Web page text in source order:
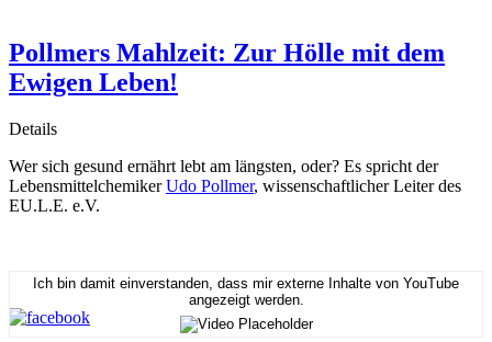
Pollmers Mahlzeit: Zur Hölle mit dem
Ewigen Leben!
Details
Wer sich gesund ernährt lebt am längsten, oder? Es spricht der
LebensmittelchemikerUdo Pollmer, wissenschaftlicher Leiter des
EU.L.E. e.V.
Ich bin damit einverstanden, dass mir externe Inhalte von YouTube
angezeigt werden.